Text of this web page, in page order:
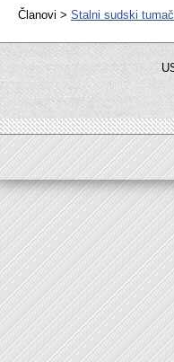
Članovi > Stalni sudski